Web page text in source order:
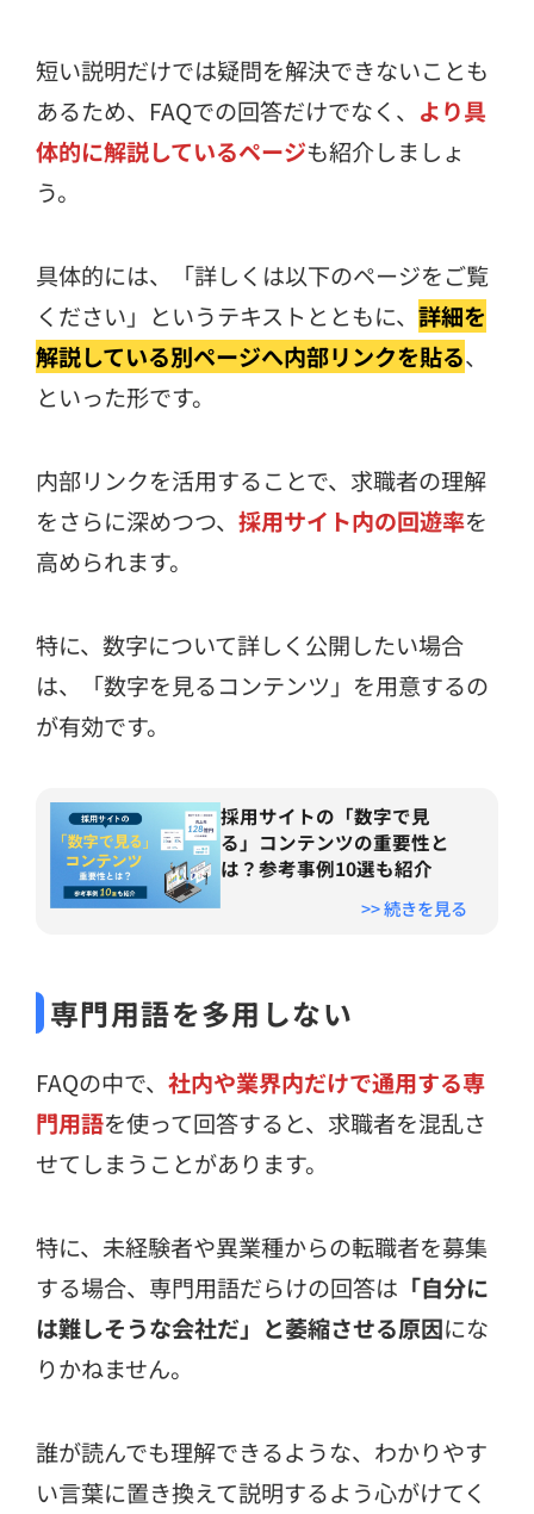
短い説明だけでは疑問を解決できないことも
あるため、FAQでの回答だけでなく、 より具
体的に解説しているページも紹介しましょ
う。
具体的には、「詳しくは以下のページをご覧
ください」というテキストとともに、 詳細を
解説している別ページへ内部リンクを貼る、
といった形です。
内部リンクを活用することで、求職者の理解
をさらに深めつつ、 採用サイト内の回遊率を
高められます。
特に、数字について詳しく公開したい場合
は、「数字を見るコンテンツ」を用意するの
が有効です。
採用サイトの「数字で見
る」コンテンツの重要性と
は？参考事例10選も紹介
>> 続きを見る
専門用語を多用しない
FAQの中で、 社内や業界内だけで通用する専
門用語を使って回答すると、求職者を混乱さ
せてしまうことがあります。
特に、未経験者や異業種からの転職者を募集
する場合、専門用語だらけの回答は 「自分に
は難しそうな会社だ」と萎縮させる原因にな
りかねません。
誰が読んでも理解できるような、わかりやす
い言葉に置き換えて説明するよう心がけてく